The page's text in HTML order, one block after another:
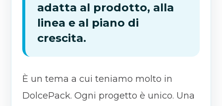
adatta al prodotto, alla
linea e al piano di
crescita.
È un tema a cui teniamo molto in
DolcePack. Ogni progetto è unico. Una